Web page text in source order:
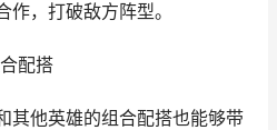
，打破敌方阵型。
配搭
其他英雄的组合配搭也能够带